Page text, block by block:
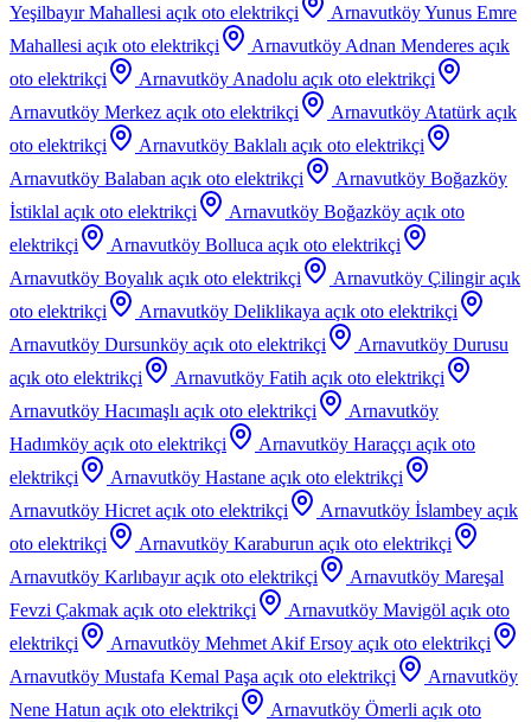
Yeşilbayır Mahallesi açık oto elektrikçi
Arnavutköy Yunus Emre
Mahallesi açık oto elektrikçi Arnavutköy Adnan Menderes açık
oto elektrikçi
Arnavutköy Anadolu açık oto elektrikçi
Arnavutköy Merkez açık oto elektrikçi Arnavutköy Atatürk açık
oto elektrikçi
Arnavutköy Baklalı açık oto elektrikçi
Arnavutköy Balaban açık oto elektrikçi
Arnavutköy Boğazköy
İstiklal açık oto elektrikçi Arnavutköy Boğazköy açık oto
elektrikçi
Arnavutköy Bolluca açık oto elektrikçi
Arnavutköy Boyalık açık oto elektrikçi Arnavutköy Çilingir açık
oto elektrikçi
Arnavutköy Deliklikaya açık oto elektrikçi
Arnavutköy Dursunköy açık oto elektrikçi
Arnavutköy Durusu
açık oto elektrikçi
Arnavutköy Fatih açık oto elektrikçi
Arnavutköy Hacımaşlı açık oto elektrikçi
Arnavutköy
Hadımköy açık oto elektrikçi Arnavutköy Haraççı açık oto
elektrikçi
Arnavutköy Hastane açık oto elektrikçi
Arnavutköy Hicret açık oto elektrikçi Arnavutköy İslambey açık
oto elektrikçi
Arnavutköy Karaburun açık oto elektrikçi
Arnavutköy Karlıbayır açık oto elektrikçi
Arnavutköy Mareşal
Fevzi Çakmak açık oto elektrikçi Arnavutköy Mavigöl açık oto
elektrikçi
Arnavutköy Mehmet Akif Ersoy açık oto elektrikçi
Arnavutköy Mustafa Kemal Paşa açık oto elektrikçi
Arnavutköy
Nene Hatun açık oto elektrikçi Arnavutköy Ömerli açık oto